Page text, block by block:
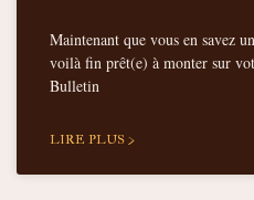
Maintenant que vous en savez
voilà fin prêt(e) à monter sur
Bulletin
LIRE PLUS >